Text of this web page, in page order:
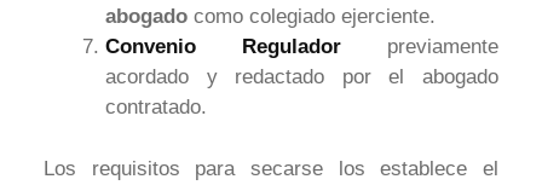
abogado como colegiado ejerciente.
Convenio Regulador previamente
acordado y redactado por el abogado
contratado.
Los requisitos para secarse los establece el